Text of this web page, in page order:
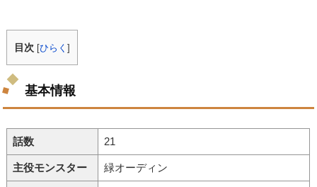
目次 [ひらく]
基本情報
話数 21
主役モンスター 緑オーディン